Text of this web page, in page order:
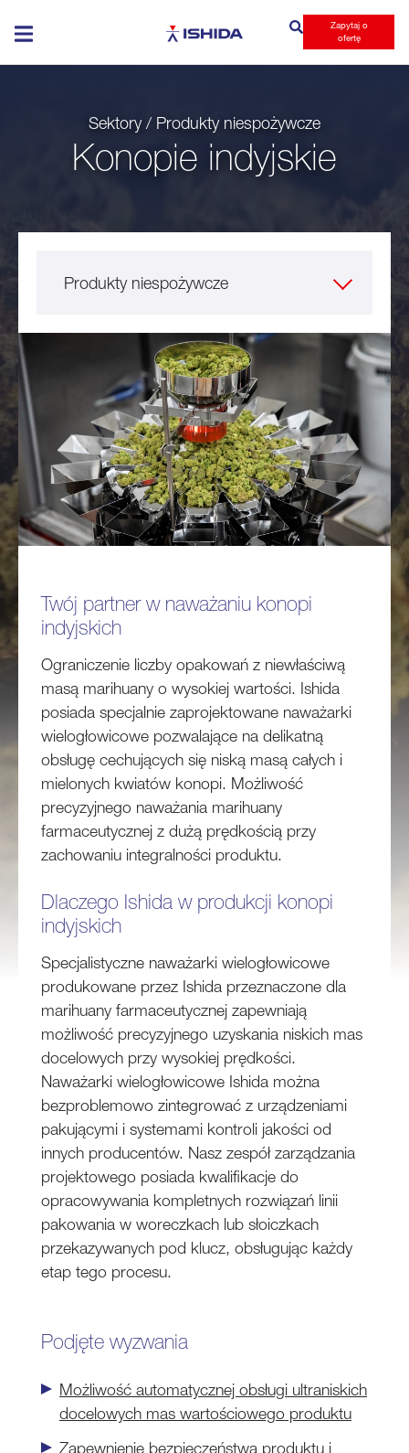
Zapytaj o
ofertę
Sektory / Produkty niespożywcze
Konopie indyjskie
Produkty niespożywcze
Twój partner w naważaniu konopi
indyjskich
Ograniczenie liczby opakowań z niewłaściwą
masą marihuany o wysokiej wartości. Ishida
posiada specjalnie zaprojektowane naważarki
wielogłowicowe pozwalające na delikatną
obsługę cechujących się niską masą całych i
mielonych kwiatów konopi. Możliwość
precyzyjnego naważania marihuany
farmaceutycznej z dużą prędkością przy
zachowaniu integralności produktu.
Dlaczego Ishida w produkcji konopi
indyjskich
Specjalistyczne naważarki wielogłowicowe
produkowane przez Ishida przeznaczone dla
marihuany farmaceutycznej zapewniają
możliwość precyzyjnego uzyskania niskich mas
docelowych przy wysokiej prędkości.
Naważarki wielogłowicowe Ishida można
bezproblemowo zintegrować z urządzeniami
pakującymi i systemami kontroli jakości od
innych producentów. Nasz zespół zarządzania
projektowego posiada kwalifikacje do
opracowywania kompletnych rozwiązań linii
pakowania w woreczkach lub słoiczkach
przekazywanych pod klucz, obsługując każdy
etap tego procesu.
Podjęte wyzwania
Możliwość automatycznej obsługi ultraniskich
docelowych mas wartościowego produktu
Zapewnienie bezpieczeństwa produktu i